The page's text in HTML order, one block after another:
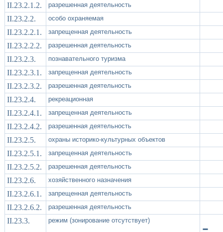
II.23.2.1.2. разрешенная деятельность
II.23.2.2. особо охраняемая
II.23.2.2.1. запрещенная деятельность
II.23.2.2.2. разрешенная деятельность
II.23.2.3. познавательного туризма
II.23.2.3.1. запрещенная деятельность
II.23.2.3.2. разрешенная деятельность
II.23.2.4. рекреационная
II.23.2.4.1. запрещенная деятельность
II.23.2.4.2. разрешенная деятельность
II.23.2.5. охраны историко-культурных объектов
II.23.2.5.1. запрещенная деятельность
II.23.2.5.2. разрешенная деятельность
II.23.2.6. хозяйственного назначения
II.23.2.6.1. запрещенная деятельность
II.23.2.6.2. разрешенная деятельность
II.23.3. режим (зонирование отсутствует) -